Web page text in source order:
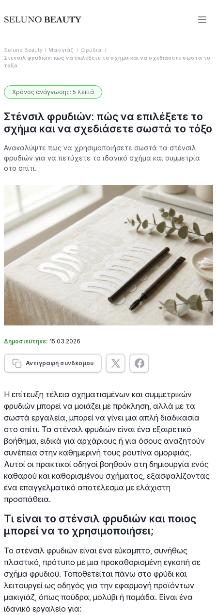
Seluno Beauty Μακιγιάζ
Φρύδια
Στένσιλ φρυδιών: πώς να επιλέξετε το σχήμα και να σχεδιάσετε σωστά το
τόξο
Χρόνος ανάγνωσης: 5 λεπτά
Στένσιλ φρυδιών: πώς να επιλέξετε το
σχήμα και να σχεδιάσετε σωστά το τόξο
Ανακαλύψτε πώς να χρησιμοποιήσετε σωστά τα στένσιλ
φρυδιών για να πετύχετε το ιδανικό σχήμα και συμμετρία
στο σπίτι.
Δημοσιεύτηκε: 15.03.2026
Αντιγραφή συνδέσμου
Η επίτευξη τέλεια σχηματισμένων και συμμετρικών
φρυδιών μπορεί να μοιάζει με πρόκληση, αλλά με τα
σωστά εργαλεία, μπορεί να γίνει μια απλή διαδικασία
στο σπίτι. Τα στένσιλ φρυδιών είναι ένα εξαιρετικό
βοήθημα, ειδικά για αρχάριους ή για όσους αναζητούν
συνέπεια στην καθημερινή τους ρουτίνα ομορφιάς.
Αυτοί οι πρακτικοί οδηγοί βοηθούν στη δημιουργία ενός
καθαρού και καθορισμένου σχήματος, εξασφαλίζοντας
ένα επαγγελματικό αποτέλεσμα με ελάχιστη
προσπάθεια.
Τι είναι το στένσιλ φρυδιών και ποιος
μπορεί να το χρησιμοποιήσει;
Το στένσιλ φρυδιών είναι ένα εύκαμπτο, συνήθως
πλαστικό, πρότυπο με μια προκαθορισμένη εγκοπή σε
σχήμα φρυδιού. Τοποθετείται πάνω στο φρύδι και
λειτουργεί ως οδηγός για την εφαρμογή προϊόντων
μακιγιάζ, όπως πούδρα, μολύβι ή πομάδα. Είναι ένα
ιδανικό εργαλείο για: